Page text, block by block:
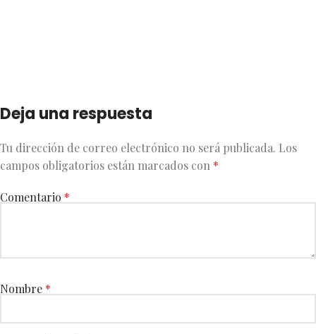
Deja una respuesta
Tu dirección de correo electrónico no será publicada. Los
campos obligatorios están marcados con *
Comentario *
Nombre *